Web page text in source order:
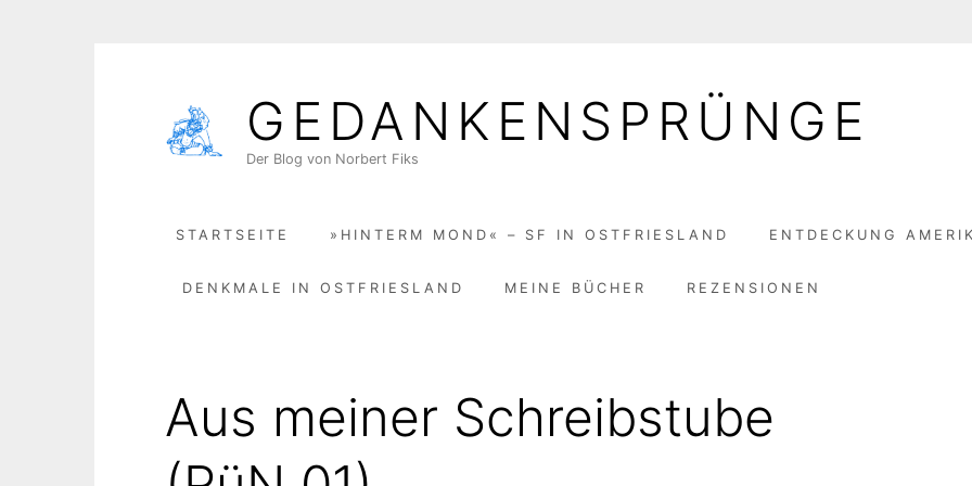
GEDANKENSPRÜNGE
Der Blog von Norbert Fiks
STARTSEITE »HINTERM MOND« – SF IN OSTFRIESLAND ENTDECKUNG
DENKMALE IN OSTFRIESLAND MEINE BÜCHER REZENSIONEN
Aus meiner Schreibstube